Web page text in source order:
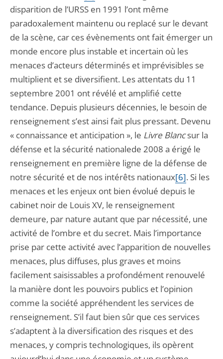
disparition de l’URSS en 1991 l’ont même
paradoxalement maintenu ou replacé sur le devant
de la scène, car ces évènements ont fait émerger un
monde encore plus instable et incertain où les
menaces d’acteurs déterminés et imprévisibles se
multiplient et se diversifient. Les attentats du 11
septembre 2001 ont révélé et amplifié cette
tendance. Depuis plusieurs décennies, le besoin de
renseignement s’est ainsi fait plus pressant. Devenu
« connaissance et anticipation », le Livre Blancsur la
défense et la sécurité nationalede 2008 a érigé le
renseignement en première ligne de la défense de
notre sécurité et de nos intérêts nationaux[6]. Si les
menaces et les enjeux ont bien évolué depuis le
cabinet noir de Louis XV, le renseignement
demeure, par nature autant que par nécessité, une
activité de l’ombre et du secret. Mais l’importance
prise par cette activité avec l’apparition de nouvelles
menaces, plus diffuses, plus graves et moins
facilement saisissables a profondément renouvelé
la manière dont les pouvoirs publics et l’opinion
comme la société appréhendent les services de
renseignement. S’il faut bien sûr que ces services
s’adaptent à la diversification des risques et des
menaces, y compris technologiques, ils opèrent